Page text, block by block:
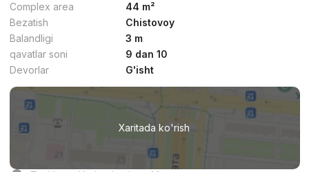
Complex area
44 m²
Bezatish
Chistovoy
Balandligi
3 m
qavatlar soni
9 dan 10
Devorlar
G'isht
Xaritada ko'rish